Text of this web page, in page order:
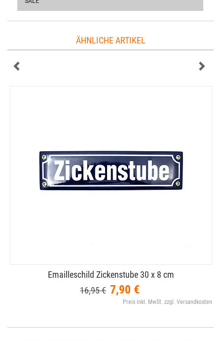
ÄHNLICHE ARTIKEL
Emailleschild Zickenstube 30 x 8 cm
16,95 € 7,90 €
Preis inkl. MwSt. zzgl. Versandkosten